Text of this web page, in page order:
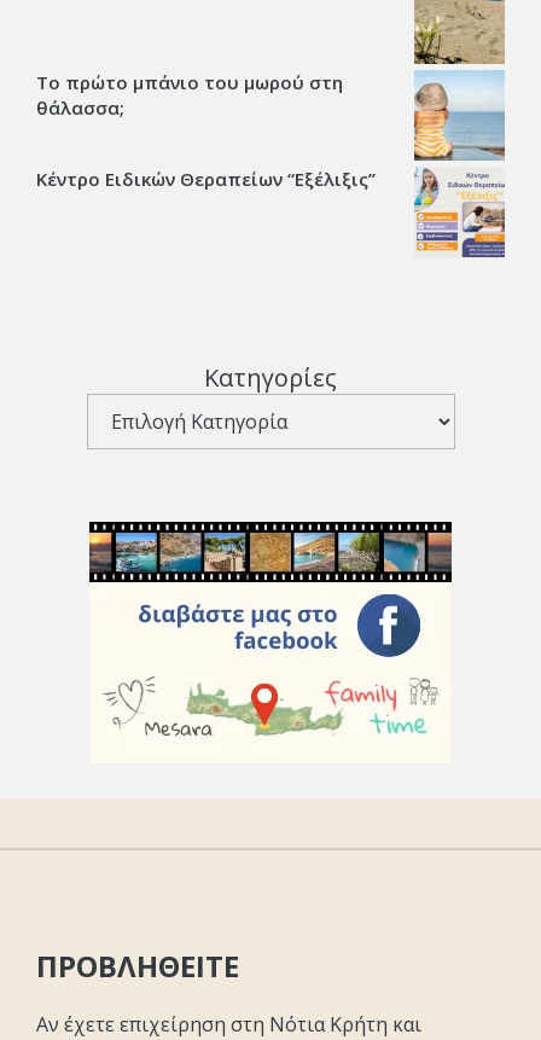
Το πρώτο μπάνιο του μωρού στη
θάλασσα;
Κέντρο Ειδικών Θεραπείων “Εξέλιξις’’
Κατηγορίες
ΠΡΟΒΛΗΘΕΙΤΕ
Αν έχετε επιχείρηση στη Νότια Κρήτη και